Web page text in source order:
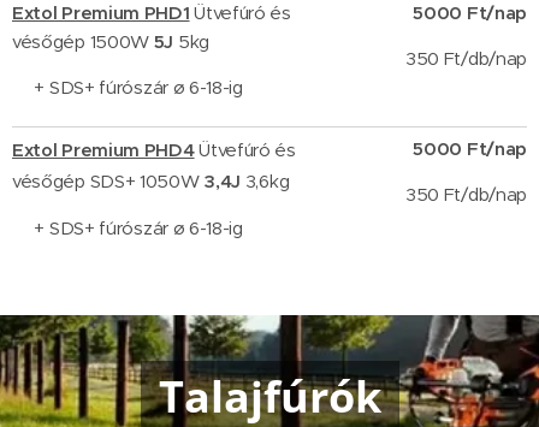
Extol Premium PHD1 Ütvefúró és
vésőgép 1500W 5J 5kg
+ SDS+ fúrószár ø 6-18-ig
5000 Ft/nap
350 Ft/db/nap
Extol Premium PHD4Ütvefúró és
vésőgép SDS+ 1050W 3,4J 3,6kg
+ SDS+ fúrószár ø 6-18-ig
5000 Ft/nap
350 Ft/db/nap
Talajfúrók